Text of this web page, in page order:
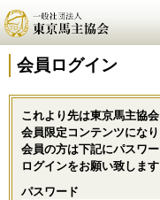
会員ログイン
これより先は東京馬主協会
会員限定コンテンツになり
会員の方は下記にパスワー
ログインをお願い致します
パスワード